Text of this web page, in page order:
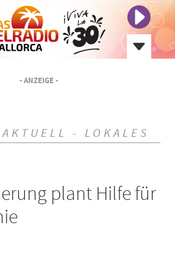
- ANZEIGE -
AKTUELL - LOKALES
plant Hilfe für